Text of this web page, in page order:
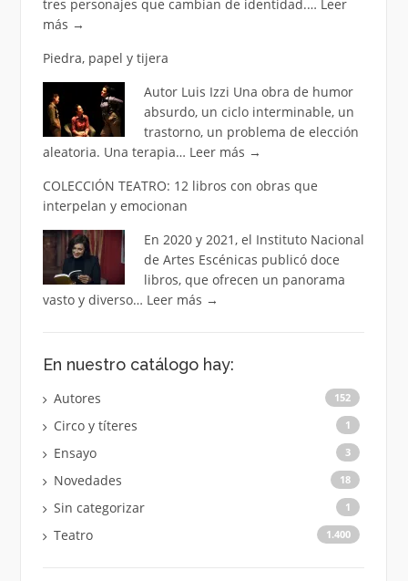
tres personajes que cambian de identidad.… Leer
más →
Piedra, papel y tijera
Autor Luis Izzi Una obra de humor
absurdo, un ciclo interminable, un
trastorno, un problema de elección
aleatoria. Una terapia… Leer más →
COLECCIÓN TEATRO: 12 libros con obras que
interpelan y emocionan
En 2020 y 2021, el Instituto Nacional
de Artes Escénicas publicó doce
libros, que ofrecen un panorama
vasto y diverso… Leer más →
En nuestro catálogo hay:
Autores 152
Circo y títeres 1
Ensayo 3
Novedades 18
Sin categorizar 1
Teatro 1.400